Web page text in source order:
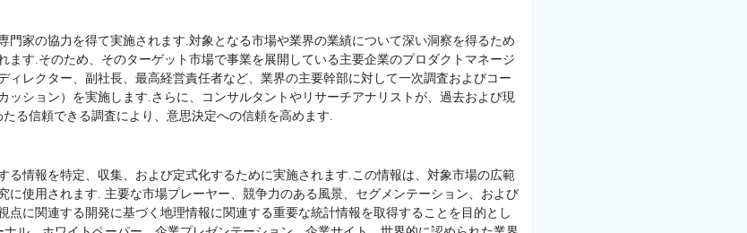
門家の協力を得て実施されます.対象となる市場や業界の業績について深い洞察を得るため
ます.そのため、そのターゲット市場で事業を展開している主要企業のプロダクトマネージ
ィレクター、副社長、最高経営責任者など、業界の主要幹部に対して一次調査およびコー
ッション）を実施します.さらに、コンサルタントやリサーチアナリストが、過去および現
る信頼できる調査により、意思決定への信頼を高めます.
る情報を特定、収集、および定式化するために実施されます.この情報は、対象市場の広範
に使用されます. 主要な市場プレーヤー、競争力のある風景、セグメンテーション、および
点に関連する開発に基づく地理情報に関連する重要な統計情報を取得することを目的とし